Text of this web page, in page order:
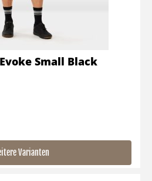
Varianten
Small Black